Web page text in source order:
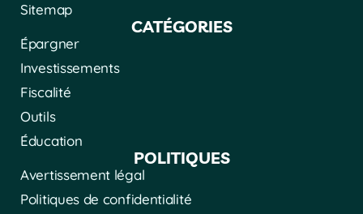
Sitemap
CATÉGORIES
Épargner
Investissements
Fiscalité
Outils
Éducation
POLITIQUES
Avertissement légal
Politiques de confidentialité